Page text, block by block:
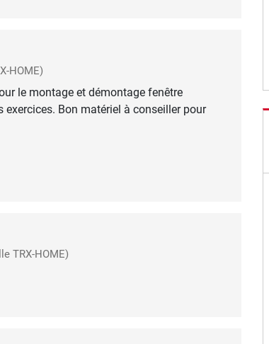
HOME)
le montage et démontage fenêtre
Bon matériel à conseiller pour
TRX-HOME)